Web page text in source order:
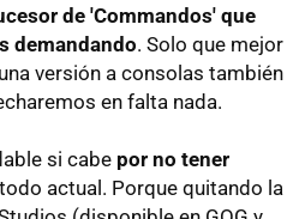
de 'Commandos' que
demandando. Solo que mejor
versión a consolas también
en falta nada.
si cabe por no tener
actual. Porque quitando la